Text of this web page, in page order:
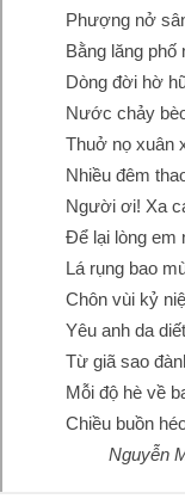
Phượng nở
Bằng lăng
Dòng đời hờ
Nước chảy
Thuở nọ xuân
Nhiều đêm
Người ơi! Xa
Để lại lòng em
Lá rụng bao
Chôn vùi kỷ
Yêu anh da
Từ giã sao
Mỗi độ hè về
Chiều buồn
Nguyễn